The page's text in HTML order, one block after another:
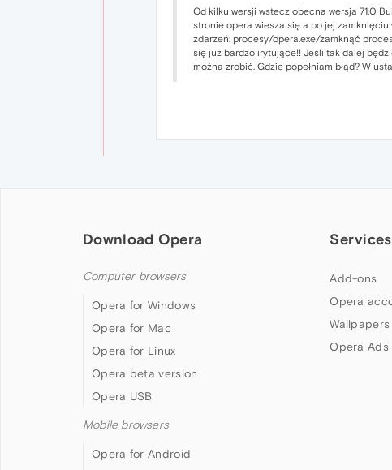
Od kilku wersji wstecz obecna wersja 71.0
stronie opera wiesza się a po jej
zdarzeń: procesy/opera.exe/zamknąć
się już bardzo irytujące!! Jeśli tak dalej
można zrobić. Gdzie popełniam błąd? W
Download Opera
Computer browsers
Opera for Windows
Opera for Mac
Opera for Linux
Opera beta version
Opera USB
Mobile browsers
Opera for Android
Services
Add-ons
Opera
Wallpapers
Opera Ads